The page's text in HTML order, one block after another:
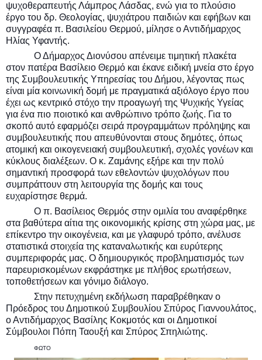
ψυχοθεραπευτής Λάμπρος Λάσδας, ενώ για το πλούσιο
έργο του δρ. Θεολογίας, ψυχιάτρου παιδιών και εφήβων και
συγγραφέα π. Βασιλείου Θερμού, μίλησε ο Αντιδήμαρχος
Ηλίας Υφαντής.
Ο Δήμαρχος Διονύσου απένειμε τιμητική πλακέτα
στον πατέρα Βασίλειο Θερμό και έκανε ειδική μνεία στο έργο
της Συμβουλευτικής Υπηρεσίας του Δήμου, λέγοντας πως
είναι μία κοινωνική δομή με πραγματικά αξιόλογο έργο που
έχει ως κεντρικό στόχο την προαγωγή της Ψυχικής Υγείας
για ένα πιο ποιοτικό και ανθρώπινο τρόπο ζωής. Για το
σκοπό αυτό εφαρμόζει σειρά προγραμμάτων πρόληψης και
συμβουλευτικής που απευθύνονται στους δημότες, όπως
ατομική και οικογενειακή συμβουλευτική, σχολές γονέων και
κύκλους διαλέξεων. Ο κ. Ζαμάνης εξήρε και την πολύ
σημαντική προσφορά των εθελοντών ψυχολόγων που
συμπράττουν στη λειτουργία της δομής και τους
ευχαρίστησε θερμά.
Ο π. Βασίλειος Θερμός στην ομιλία του αναφέρθηκε
στα βαθύτερα αίτια της οικονομικής κρίσης στη χώρα μας, με
επίκεντρο την οικογένεια, και με γλαφυρό τρόπο, ανέλυσε
στατιστικά στοιχεία της καταναλωτικής και ευρύτερης
συμπεριφοράς μας. Ο δημιουργικός προβληματισμός των
παρευρισκομένων εκφράστηκε με πλήθος ερωτήσεων,
τοποθετήσεων και γόνιμο διάλογο.
Στην πετυχημένη εκδήλωση παραβρέθηκαν ο
Πρόεδρος του Δημοτικού Συμβουλίου Σπύρος Γιαννουλάτος,
ο Αντιδήμαρχος Βασίλης Κοκμοτός και οι Δημοτικοί
Σύμβουλοι Πόπη Ταουξή και Σπύρος Σπηλιώτης.
ΦΩΤΟ